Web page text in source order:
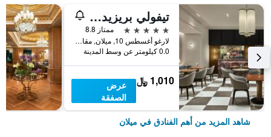
تيفولي بريزيدنت ميلانو هوتل
5 نجوم
ممتاز 8.8
لارغو أغسطس 10, ميلان, مقاطعة ميلانو, إيطاليا
0.0 كيلومتر عن وسط المدينة
1,010 ﷼
عرض
الصفقة
شاهد المزيد من أهم الفنادق في ميلان